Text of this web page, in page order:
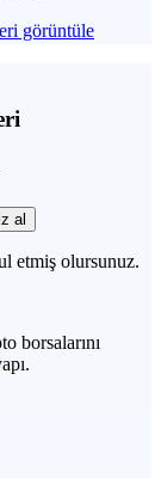
görüntüle
al
etmiş olursunuz.
borsalarını